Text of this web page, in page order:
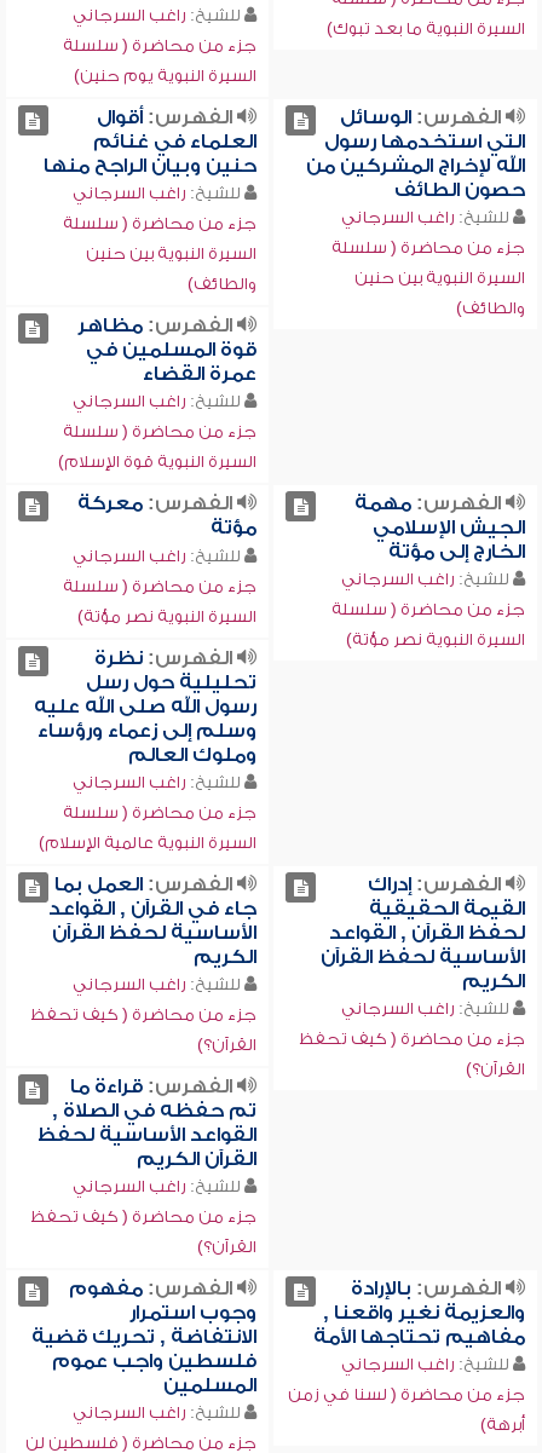
السيرة النبوية ما بعد تبوك)
للشيخ: راغب السرجاني
جزء من محاضرة ( سلسلة
السيرة النبوية يوم حنين)
الفهرس:الوسائل
التي استخدمها رسول
الله لإخراج المشركين من
حصون الطائف
للشيخ: راغب السرجاني
جزء من محاضرة ( سلسلة
السيرة النبوية بين حنين
والطائف)
الفهرس:أقوال
العلماء في غنائم
حنين وبيان الراجح منها
للشيخ: راغب السرجاني
جزء من محاضرة ( سلسلة
السيرة النبوية بين حنين
والطائف)
الفهرس:مظاهر
قوة المسلمين في
عمرة القضاء
للشيخ: راغب السرجاني
جزء من محاضرة ( سلسلة
السيرة النبوية قوة الإسلام)
الفهرس:مهمة
الجيش الإسلامي
الخارج إلى مؤتة
للشيخ: راغب السرجاني
جزء من محاضرة ( سلسلة
السيرة النبوية نصر مؤتة)
الفهرس:معركة
مؤتة
للشيخ: راغب السرجاني
جزء من محاضرة ( سلسلة
السيرة النبوية نصر مؤتة)
الفهرس:نظرة
تحليلية حول رسل
رسول الله صلى الله عليه
وسلم إلى زعماء ورؤساء
وملوك العالم
للشيخ: راغب السرجاني
جزء من محاضرة ( سلسلة
السيرة النبوية عالمية الإسلام)
الفهرس:إدراك
القيمة الحقيقية
لحفظ القرآن , القواعد
الأساسية لحفظ القرآن
الكريم
للشيخ: راغب السرجاني
جزء من محاضرة ( كيف تحفظ
القرآن؟)
الفهرس:العمل بما
جاء في القرآن , القواعد
الأساسية لحفظ القرآن
الكريم
للشيخ: راغب السرجاني
جزء من محاضرة ( كيف تحفظ
القرآن؟)
الفهرس:قراءة ما
تم حفظه في الصلاة ,
القواعد الأساسية لحفظ
القرآن الكريم
للشيخ: راغب السرجاني
جزء من محاضرة ( كيف تحفظ
القرآن؟)
الفهرس: بالإرادة
والعزيمة نغير واقعنا ,
مفاهيم تحتاجها الأمة
للشيخ: راغب السرجاني
جزء من محاضرة ( لسنا في زمن
أبرهة)
الفهرس:مفهوم
وجوب استمرار
الانتفاضة , تحريك قضية
فلسطين واجب عموم
المسلمين
للشيخ: راغب السرجاني
جزء من محاضرة ( فلسطين لن